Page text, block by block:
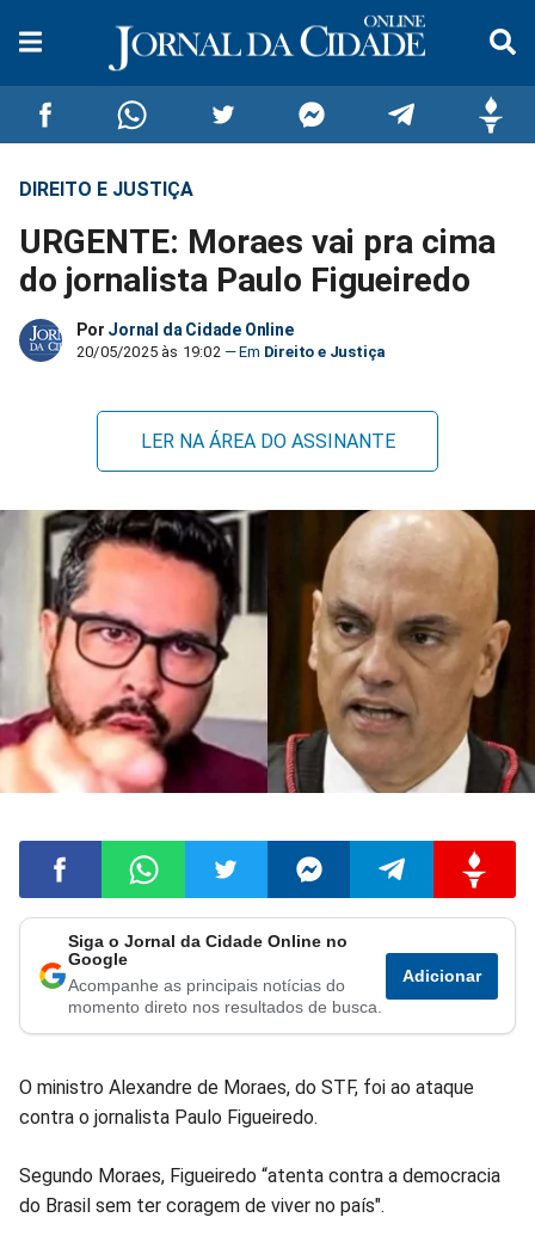
Compartilhar
no
Facebook
Compartilhar
no
Whatsapp
Compartilhar
no
Twitter
no
Messenger
no
no
DIREITO E JUSTIÇA
URGENTE: Moraes vai pra cima
do jornalista Paulo Figueiredo
Por Jornal da Cidade Online
20/05/2025 às 19:02 Direito e Justiça
LER NA ÁREA DO ASSINANTE
Compartilhar
no
Compartilhar
no
Compartilhar
no
Compartilhar
no
Compartilhar
no
no
Siga o Jornal da Cidade Online no
Google
Acompanhe as principais notícias do
momento direto nos resultados de busca.
Adicionar
O ministro Alexandre de Moraes, do STF, foi ao ataque
contra o jornalista Paulo Figueiredo.
Segundo Moraes, Figueiredo “atenta contra a democracia
do Brasil sem ter coragem de viver no país".